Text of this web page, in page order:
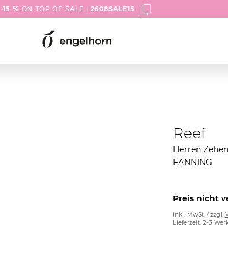
-15 % ON TOP OF SALE | 2608SALE15
Reef
Herren
FANNING
Preis nicht
inkl. MwSt. / zzgl.
Lieferzeit: 2-3